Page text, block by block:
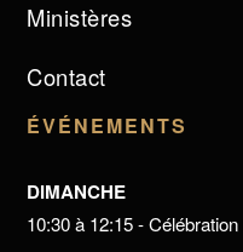
Ministères
Contact
ÉVÉNEMENTS
DIMANCHE
10:30 à 12:15 -